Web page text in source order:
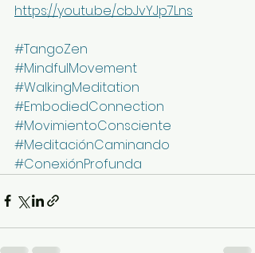
https://youtu.be/cbJvYJp7Lns
#TangoZen
#MindfulMovement
#WalkingMeditation
#EmbodiedConnection
#MovimientoConsciente
#MeditaciónCaminando
#ConexiónProfunda